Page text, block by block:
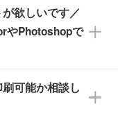
。
ます。
。
デザインデー
などのデ
ンを作成した
ドしてご入稿
欲しいです／
やPhotoshopで
ご用意があり
テンプレー
可能か相談し